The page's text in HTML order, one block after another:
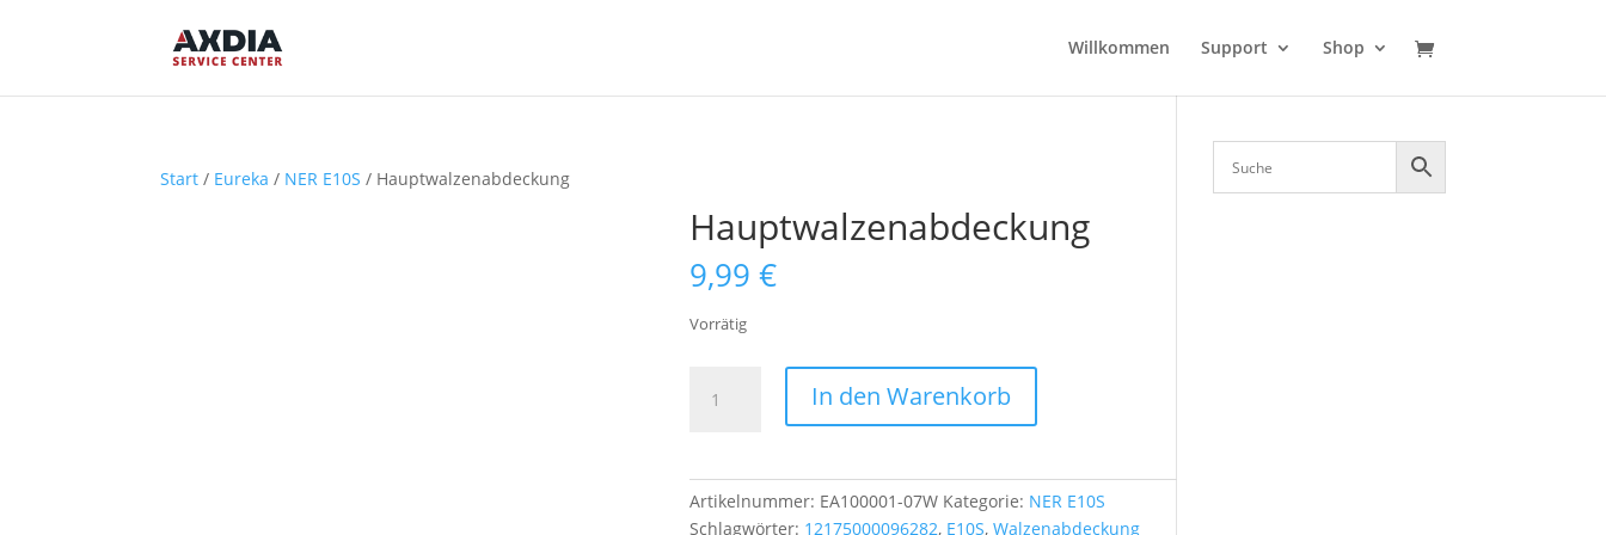
Willkommen Support Shop
Start / Eureka / NER E10S / Hauptwalzenabdeckung
Hauptwalzenabdeckung
9,99 €
Vorrätig
Menge
In den Warenkorb
Artikelnummer: EA100001-07W Kategorie: NER E10S
Schlagwörter: 12175000096282, E10S, Walzenabdeckung